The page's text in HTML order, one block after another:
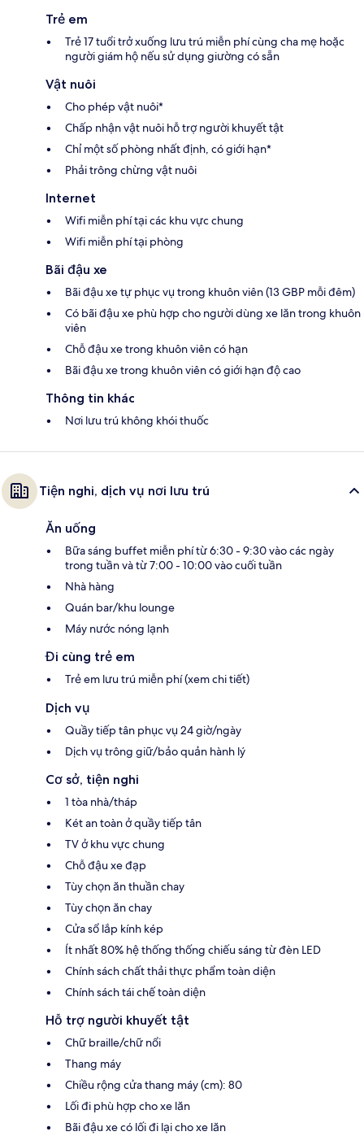
Trẻ em
Trẻ 17 tuổi trở xuống lưu trú miễn phí cùng cha mẹ hoặc
người giám hộ nếu sử dụng giường có sẵn
Vật nuôi
Cho phép vật nuôi*
Chấp nhận vật nuôi hỗ trợ người khuyết tật
Chỉ một số phòng nhất định, có giới hạn*
Phải trông chừng vật nuôi
Internet
Wifi miễn phí tại các khu vực chung
Wifi miễn phí tại phòng
Bãi đậu xe
Bãi đậu xe tự phục vụ trong khuôn viên (13 GBP mỗi đêm)
Có bãi đậu xe phù hợp cho người dùng xe lăn trong khuôn
viên
Chỗ đậu xe trong khuôn viên có hạn
Bãi đậu xe trong khuôn viên có giới hạn độ cao
Thông tin khác
Nơi lưu trú không khói thuốc
Tiện nghi, dịch vụ nơi lưu trú
Ăn uống
Bữa sáng buffet miễn phí từ 6:30 - 9:30 vào các ngày
trong tuần và từ 7:00 - 10:00 vào cuối tuần
Nhà hàng
Quán bar/khu lounge
Máy nước nóng lạnh
Đi cùng trẻ em
Trẻ em lưu trú miễn phí (xem chi tiết)
Dịch vụ
Quầy tiếp tân phục vụ 24 giờ/ngày
Dịch vụ trông giữ/bảo quản hành lý
Cơ sở, tiện nghi
1 tòa nhà/tháp
Két an toàn ở quầy tiếp tân
TV ở khu vực chung
Chỗ đậu xe đạp
Tùy chọn ăn thuần chay
Tùy chọn ăn chay
Cửa sổ lắp kính kép
Ít nhất 80% hệ thống thống chiếu sáng từ đèn LED
Chính sách chất thải thực phẩm toàn diện
Chính sách tái chế toàn diện
Hỗ trợ người khuyết tật
Chữ braille/chữ nổi
Thang máy
Chiều rộng cửa thang máy (cm): 80
Lối đi phù hợp cho xe lăn
Bãi đậu xe có lối đi lại cho xe lăn